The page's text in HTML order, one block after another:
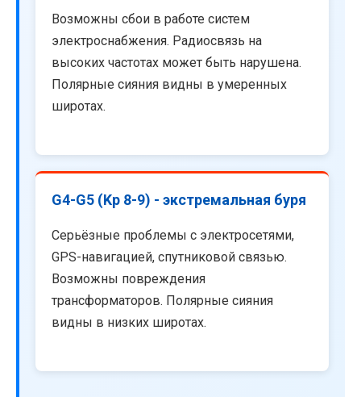
Возможны сбои в работе систем
электроснабжения. Радиосвязь на
высоких частотах может быть нарушена.
Полярные сияния видны в умеренных
широтах.
G4-G5 (Kp 8-9) - экстремальная буря
Серьёзные проблемы с электросетями,
GPS-навигацией, спутниковой связью.
Возможны повреждения
трансформаторов. Полярные сияния
видны в низких широтах.